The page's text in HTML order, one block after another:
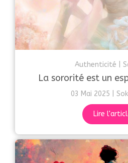
Authenticité
La sororité est un
03 Mai 2025
Lire